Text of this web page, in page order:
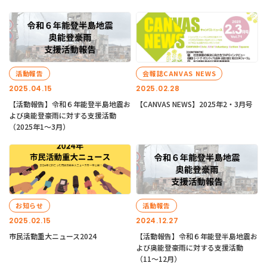
2025.04.15
活動報告
【活動報告】令和６年能登半島地震お
よび奥能登豪雨に対する支援活動
（2025年1〜3月）
2025.02.28
会報誌CANVAS NEWS
【CANVAS NEWS】2025年2・3月号
2025.02.15
お知らせ
市民活動重大ニュース2024
2024.12.27
活動報告
【活動報告】令和６年能登半島地震お
よび奥能登豪雨に対する支援活動
（11〜12月）